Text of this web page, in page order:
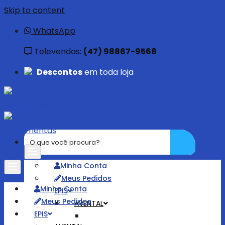
Skip to content
WhatsApp
Televendas: (47) 98867-9568
Descontosem toda loja
Minha Conta
Meus Pedidos
EPIS
AVENTAL
Minha Conta
Meus Pedidos
EPIS